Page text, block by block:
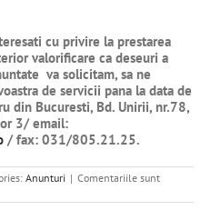
cu privire la prestarea
valorificare ca deseuri a
va solicitam, sa ne
de servicii pana la data de
din Bucuresti, Bd. Unirii, nr.78,
3/ email:
/ fax: 031/805.21.25.
Anunturi | Comentariile sunt